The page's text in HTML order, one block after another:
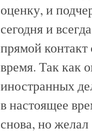
оценку, и
сегодня и
прямой
время. Так как
иностранных
в настоящее
снова, но